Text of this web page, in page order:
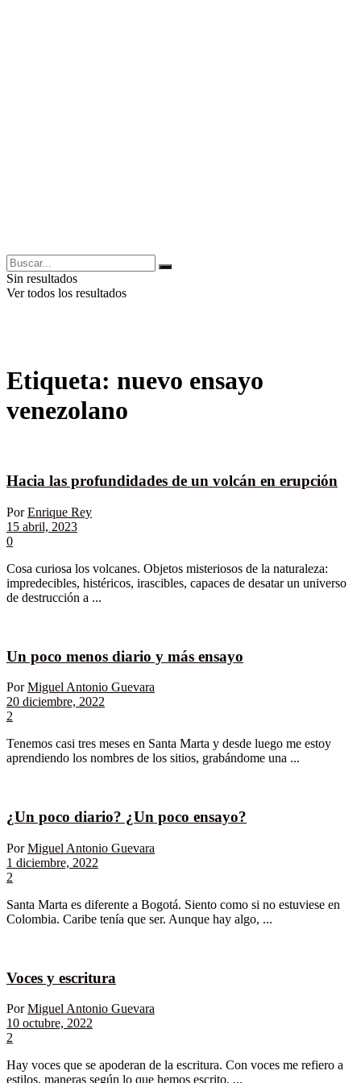
Sin resultados
Ver todos los resultados
Etiqueta: nuevo ensayo
venezolano
Hacia las profundidades de un volcán en erupción
Por Enrique Rey
15 abril, 2023
0
Cosa curiosa los volcanes. Objetos misteriosos de la naturaleza:
impredecibles, histéricos, irascibles, capaces de desatar un universo
de destrucción a ...
Un poco menos diario y más ensayo
Por Miguel Antonio Guevara
20 diciembre, 2022
2
Tenemos casi tres meses en Santa Marta y desde luego me estoy
aprendiendo los nombres de los sitios, grabándome una ...
¿Un poco diario? ¿Un poco ensayo?
Por Miguel Antonio Guevara
1 diciembre, 2022
2
Santa Marta es diferente a Bogotá. Siento como si no estuviese en
Colombia. Caribe tenía que ser. Aunque hay algo, ...
Voces y escritura
Por Miguel Antonio Guevara
10 octubre, 2022
2
Hay voces que se apoderan de la escritura. Con voces me refiero a
estilos, maneras según lo que hemos escrito. ...